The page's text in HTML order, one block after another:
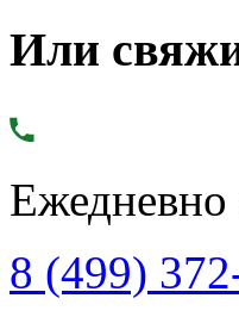
Или
8 (499)